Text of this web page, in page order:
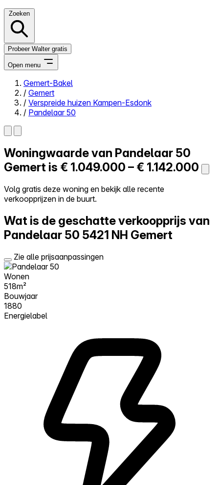
Zoeken
Probeer Walter gratis
Open menu
Close menu
Zelf kopen
Alles-in-één
Reviews
Log in
Gemert-Bakel
/ Gemert
/ Verspreide huizen Kampen-Esdonk
/ Pandelaar 50
Woningwaarde van Pandelaar 50
Gemert is € 1.049.000 – € 1.142.000
Volg gratis deze woning en bekijk alle recente
verkoopprijzen in de buurt.
Wat is de geschatte verkoopprijs van
Pandelaar 50 5421 NH Gemert
Zie alle prijsaanpassingen
Wonen
518m²
Bouwjaar
1880
Energielabel